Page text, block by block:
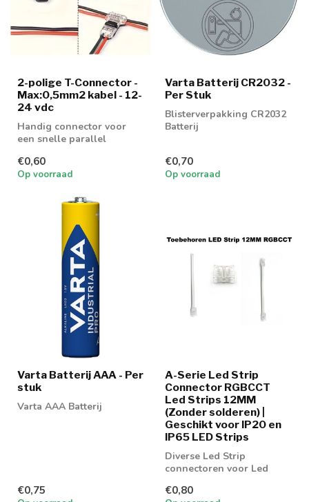
2-polige T-Connector -
Max:0,5mm2 kabel - 12-
24 vdc
Handig connector voor
een snelle parallel
Geschikt voor LED...
€0,60
Op voorraad
Varta Batterij CR2032 -
Per Stuk
Blisterverpakking CR2032
Batterij
€0,70
Op voorraad
Varta Batterij AAA - Per
stuk
Varta AAA Batterij
€0,75
A-Serie Led Strip
Connector RGBCCT
Led Strips 12MM
(Zonder solderen) |
Geschikt voor IP20 en
IP65 LED Strips
Diverse Led Strip
connectoren voor Led
€0,80